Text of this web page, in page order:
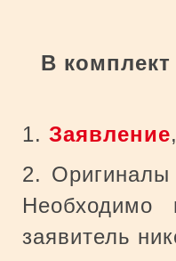
В
1. Заявление
2. Оригиналы
Необходимо
заявитель